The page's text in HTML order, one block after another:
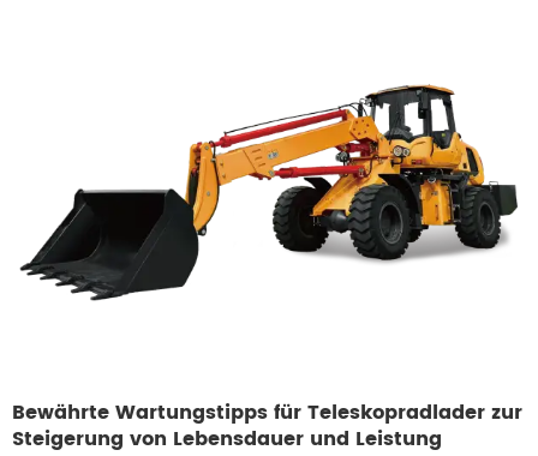
Bewährte Wartungstipps für Teleskopradlader zur
Steigerung von Lebensdauer und Leistung